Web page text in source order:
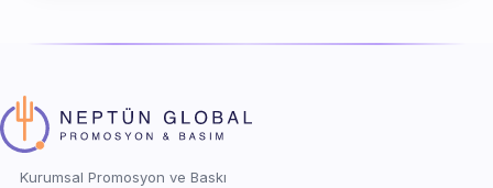
Kurumsal Promosyon ve Baskı